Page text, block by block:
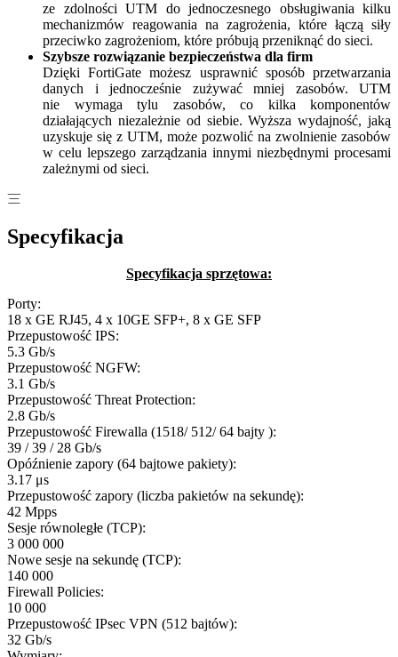
ze zdolności UTM do jednoczesnego obsługiwania kilku
mechanizmów reagowania na zagrożenia, które łączą siły
przeciwko zagrożeniom, które próbują przeniknąć do sieci.
Szybsze rozwiązanie bezpieczeństwa dla firm
Dzięki FortiGate możesz usprawnić sposób przetwarzania
danych i jednocześnie zużywać mniej zasobów. UTM
nie wymaga tylu zasobów, co kilka komponentów
działających niezależnie od siebie. Wyższa wydajność, jaką
uzyskuje się z UTM, może pozwolić na zwolnienie zasobów
w celu lepszego zarządzania innymi niezbędnymi procesami
zależnymi od sieci.
Specyfikacja
Specyfikacja sprzętowa:
Porty:
18 x GE RJ45, 4 x 10GE SFP+, 8 x GE SFP
Przepustowość IPS:
5.3 Gb/s
Przepustowość NGFW:
3.1 Gb/s
Przepustowość Threat Protection:
2.8 Gb/s
Przepustowość Firewalla (1518/ 512/ 64 bajty ):
39 / 39 / 28 Gb/s
Opóźnienie zapory (64 bajtowe pakiety):
3.17 μs
Przepustowość zapory (liczba pakietów na sekundę):
42 Mpps
Sesje równoległe (TCP):
3 000 000
Nowe sesje na sekundę (TCP):
140 000
Firewall Policies:
10 000
Przepustowość IPsec VPN (512 bajtów):
32 Gb/s